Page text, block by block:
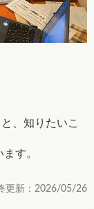
、知りたいこ
す。
新：2026/05/26